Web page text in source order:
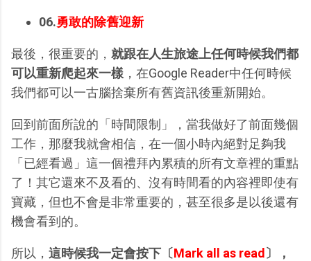
06.勇敢的除舊迎新
最後，很重要的， 就跟在人生旅途上任何時候我們都
可以重新爬起來一樣 ，在Google Reader中任何時候
我們都可以一古腦捨棄所有舊資訊後重新開始。
回到前面所說的「時間限制」，當我做好了前面幾個
工作，那麼我就會相信，在一個小時內絕對足夠我
「已經看過」這一個禮拜內累積的所有文章裡的重點
了！其它還來不及看的、沒有時間看的內容裡即使有
寶藏，但也不會是非常重要的，甚至很多是以後還有
機會看到的。
所以， 這時候我一定會按下〔Mark all as read〕，